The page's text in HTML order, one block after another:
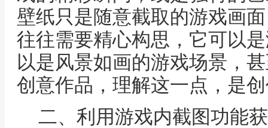
壁纸只是随意截取的游戏画
往往需要精心构思，它可以
以是风景如画的游戏场景，
创意作品，理解这一点，是
二、利用游戏内截图功能